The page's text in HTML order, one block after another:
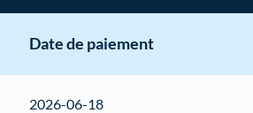
Date de paiement
2026-06-18